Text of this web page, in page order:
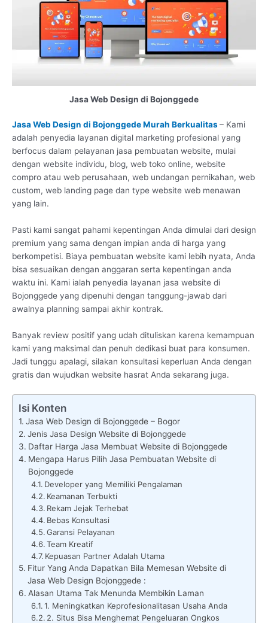
Jasa Web Design di Bojonggede
Jasa Web Design di Bojonggede Murah Berkualitas– Kami
adalah penyedia layanan digital marketing profesional yang
berfocus dalam pelayanan jasa pembuatan website, mulai
dengan website individu, blog, web toko online, website
compro atau web perusahaan, web undangan pernikahan, web
custom, web landing page dan type website web menawan
yang lain.
Pasti kami sangat pahami kepentingan Anda dimulai dari design
premium yang sama dengan impian anda di harga yang
berkompetisi. Biaya pembuatan website kami lebih nyata, Anda
bisa sesuaikan dengan anggaran serta kepentingan anda
waktu ini. Kami ialah penyedia layanan jasa website di
Bojonggede yang dipenuhi dengan tanggung-jawab dari
awalnya planning sampai akhir kontrak.
Banyak review positif yang udah dituliskan karena kemampuan
kami yang maksimal dan penuh dedikasi buat para konsumen.
Jadi tunggu apalagi, silakan konsultasi keperluan Anda dengan
gratis dan wujudkan website hasrat Anda sekarang juga.
Isi Konten
Jasa Web Design di Bojonggede – Bogor
Jenis Jasa Design Website di Bojonggede
Daftar Harga Jasa Membuat Website di Bojonggede
Mengapa Harus Pilih Jasa Pembuatan Website di
Bojonggede
Developer yang Memiliki Pengalaman
Keamanan Terbukti
Rekam Jejak Terhebat
Bebas Konsultasi
Garansi Pelayanan
Team Kreatif
Kepuasan Partner Adalah Utama
Fitur Yang Anda Dapatkan Bila Memesan Website di
Jasa Web Design Bojonggede :
Alasan Utama Tak Menunda Membikin Laman
1. Meningkatkan Keprofesionalitasan Usaha Anda
2. Situs Bisa Menghemat Pengeluaran Ongkos